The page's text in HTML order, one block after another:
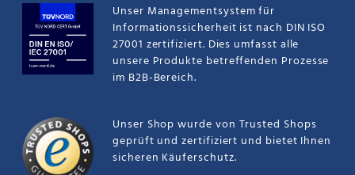
Unser Managementsystem für
Informationssicherheit ist nach DIN ISO
27001 zertifiziert. Dies umfasst alle
unsere Produkte betreffenden Prozesse
im B2B-Bereich.
Unser Shop wurde von Trusted Shops
geprüft und zertifiziert und bietet Ihnen
sicheren Käuferschutz.